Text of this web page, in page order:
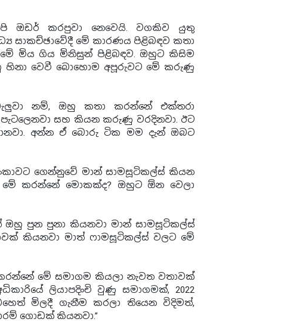
ඔඩර් කරපුවා නෙවෙයි. වගකිව යුතු
සාකච්ඡාවේදී මේ කාරණය පිළිබඳව කතා
මිය ගිය මිනිසුන් පිළිබඳව. ඔහුට කිසිම
හිනා වෙවී බොහොම අපූරුවට මේ කරුණු
නම්, ඔහු කතා කරන්නේ එක්තරා
සහ කියන කරුණු වරදිනවා. ඊට
අන්න ඒ බොරු ටික මම දැන් ඔබට
ගෙන්නුවේ මාන් සාමසූටිකල්ස් කියන
කරන්නේ මොකක්ද? ඔහුට ඕන වෙලා
ඔහු පුන පුනා කියනවා මාන් සාමසූටිකල්ස්
කියනවා මාත් ෆාමසූටිකල්ස් වලට මේ
මේ සමාගම කියලා නැවත වතාවක්
ලියාපදිංචි වුණු සමාගමක්, 2022
මිලදී ගැනීම කරලා තියෙන විදිමත්,
ගොඩක් කියනවා.”